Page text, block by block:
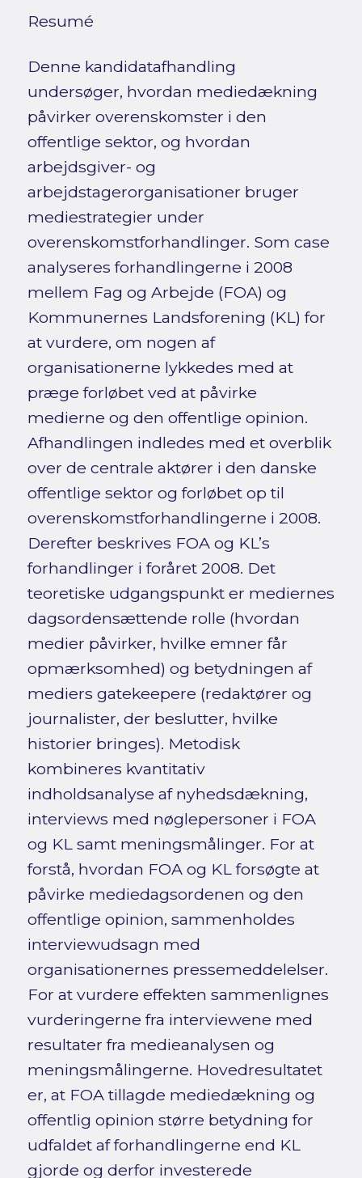
Resumé
Denne kandidatafhandling
undersøger, hvordan mediedækning
påvirker overenskomster i den
offentlige sektor, og hvordan
arbejdsgiver- og
arbejdstagerorganisationer bruger
mediestrategier under
overenskomstforhandlinger. Som case
analyseres forhandlingerne i 2008
mellem Fag og Arbejde (FOA) og
Kommunernes Landsforening (KL) for
at vurdere, om nogen af
organisationerne lykkedes med at
præge forløbet ved at påvirke
medierne og den offentlige opinion.
Afhandlingen indledes med et overblik
over de centrale aktører i den danske
offentlige sektor og forløbet op til
overenskomstforhandlingerne i 2008.
Derefter beskrives FOA og KL’s
forhandlinger i foråret 2008. Det
teoretiske udgangspunkt er mediernes
dagsordensættende rolle (hvordan
medier påvirker, hvilke emner får
opmærksomhed) og betydningen af
mediers gatekeepere (redaktører og
journalister, der beslutter, hvilke
historier bringes). Metodisk
kombineres kvantitativ
indholdsanalyse af nyhedsdækning,
interviews med nøglepersoner i FOA
og KL samt meningsmålinger. For at
forstå, hvordan FOA og KL forsøgte at
påvirke mediedagsordenen og den
offentlige opinion, sammenholdes
interviewudsagn med
organisationernes pressemeddelelser.
For at vurdere effekten sammenlignes
vurderingerne fra interviewene med
resultater fra medieanalysen og
meningsmålingerne. Hovedresultatet
er, at FOA tillagde mediedækning og
offentlig opinion større betydning for
udfaldet af forhandlingerne end KL
gjorde og derfor investerede